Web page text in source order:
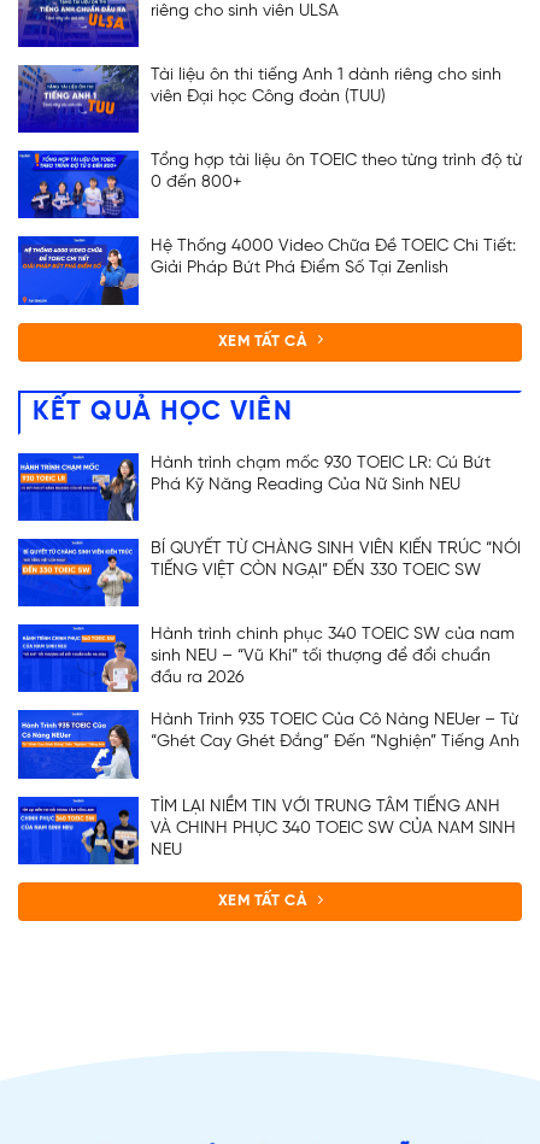
riêng cho sinh viên ULSA
Tài liệu ôn thi tiếng Anh 1 dành riêng cho sinh
viên Đại học Công đoàn (TUU)
Tổng hợp tài liệu ôn TOEIC theo từng trình độ từ
0 đến 800+
Hệ Thống 4000 Video Chữa Đề TOEIC Chi Tiết:
Giải Pháp Bứt Phá Điểm Số Tại Zenlish
XEM TẤT CẢ
KẾT QUẢ HỌC VIÊN
Hành trình chạm mốc 930 TOEIC LR: Cú Bứt
Phá Kỹ Năng Reading Của Nữ Sinh NEU
BÍ QUYẾT TỪ CHÀNG SINH VIÊN KIẾN TRÚC “NÓI
TIẾNG VIỆT CÒN NGẠI” ĐẾN 330 TOEIC SW
Hành trình chinh phục 340 TOEIC SW của nam
sinh NEU – “Vũ Khí” tối thượng để đổi chuẩn
đầu ra 2026
Hành Trình 935 TOEIC Của Cô Nàng NEUer – Từ
“Ghét Cay Ghét Đắng” Đến “Nghiện” Tiếng Anh
TÌM LẠI NIỀM TIN VỚI TRUNG TÂM TIẾNG ANH
VÀ CHINH PHỤC 340 TOEIC SW CỦA NAM SINH
NEU
XEM TẤT CẢ